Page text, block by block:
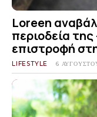
Loreen
περιοδεία
επιστροφή
LIFESTYLE 6